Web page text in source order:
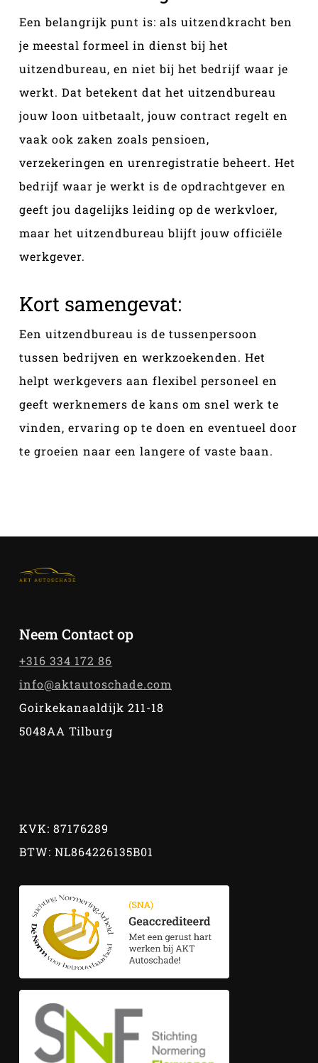
Een belangrijk punt is: als uitzendkracht ben
je meestal formeel in dienst bij het
uitzendbureau, en niet bij het bedrijf waar je
werkt. Dat betekent dat het uitzendbureau
jouw loon uitbetaalt, jouw contract regelt en
vaak ook zaken zoals pensioen,
verzekeringen en urenregistratie beheert. Het
bedrijf waar je werkt is de opdrachtgever en
geeft jou dagelijks leiding op de werkvloer,
maar het uitzendbureau blijft jouw officiële
werkgever.
Kort samengevat:
Een uitzendbureau is de tussenpersoon
tussen bedrijven en werkzoekenden. Het
helpt werkgevers aan flexibel personeel en
geeft werknemers de kans om snel werk te
vinden, ervaring op te doen en eventueel door
te groeien naar een langere of vaste baan.
Neem Contact op
+316 334 172 86
info@aktautoschade.com
Goirkekanaaldijk 211-18
5048AA Tilburg
KVK: 87176289
BTW: NL864226135B01